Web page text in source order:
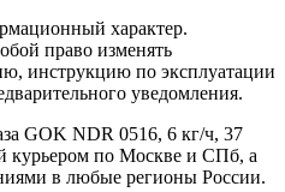
характер.
право изменять
инструкцию по эксплуатации
уведомления.
GOK NDR 0516, 6 кг/ч, 37
курьером по Москве и СПб, а
в любые регионы России.